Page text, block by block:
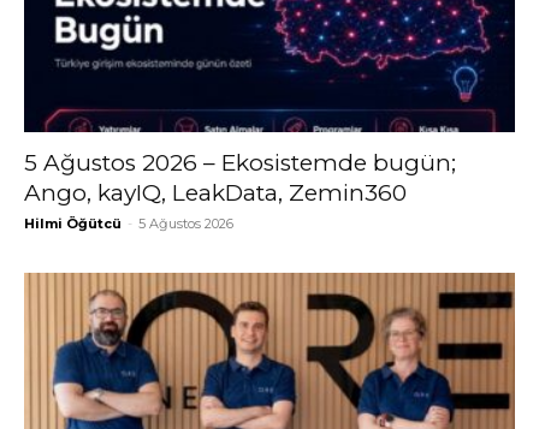
5 Ağustos 2026 – Ekosistemde bugün;
Ango, kayIQ, LeakData, Zemin360
Hilmi Öğütcü - 5 Ağustos 2026